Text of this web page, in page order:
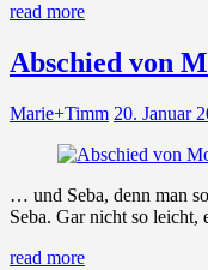
read more
Abschied von
Marie+Timm 20. Januar
… und Seba, denn man
Seba. Gar nicht so
read more